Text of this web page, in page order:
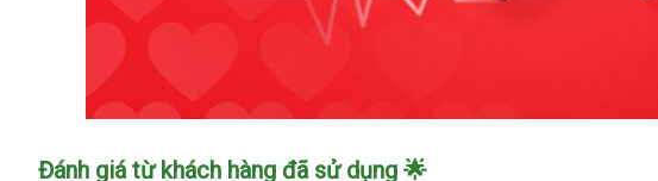
Bao
Đánh giá từ khách hàng đã sử dụng 🌟